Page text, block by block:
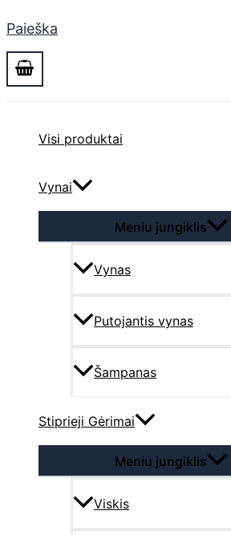
Paieška
Visi produktai
Vynai
Meniu jungiklis
Vynas
Putojantis vynas
Šampanas
Stiprieji Gėrimai
Meniu jungiklis
Viskis